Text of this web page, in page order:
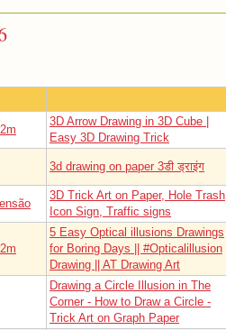
3D Arrow Drawing in 3D Cube |
Easy 3D Drawing Trick
3d drawing on paper 3डी ड्राइंग
3D Trick Art on Paper, Hole Trash
Icon Sign, Traffic signs
5 Easy Optical illusions Drawings
for Boring Days || #Opticalillusion
Drawing || AT Drawing Art
Drawing a Circle Illusion in The
Corner - How to Draw a Circle -
Trick Art on Graph Paper